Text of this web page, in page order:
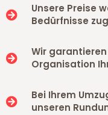
Unsere Preise
Bedürfnisse
Wir
Organisation
Bei Ihrem
unseren